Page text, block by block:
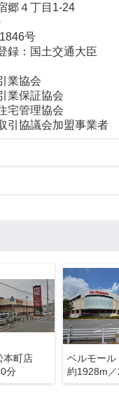
郷４丁目1-24
号
録：国土交通大臣
業協会
業保証協会
宅管理協会
引協議会加盟事業者
本町店
分
ベルモール
約1928m